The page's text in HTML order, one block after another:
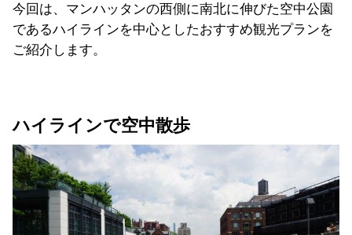
今回は、マンハッタンの西側に南北に伸びた空中公園
であるハイラインを中心としたおすすめ観光プランを
ご紹介します。
ハイラインで空中散歩